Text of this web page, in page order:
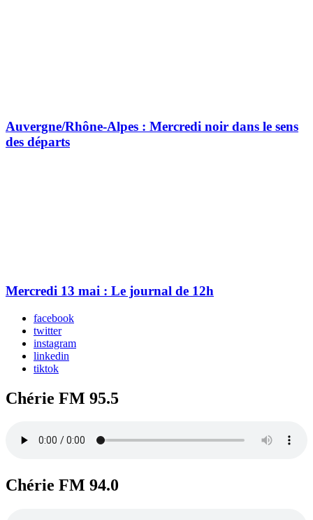
Auvergne/Rhône-Alpes : Mercredi noir dans le sens
des départs
Mercredi 13 mai : Le journal de 12h
facebook
twitter
instagram
linkedin
tiktok
Chérie FM 95.5
Chérie FM 94.0